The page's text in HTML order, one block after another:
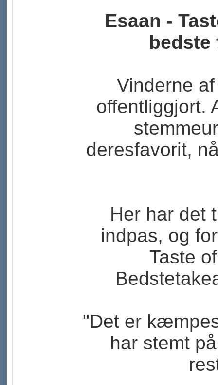
Esaan -
bedste
Vinderne
offentliggjort.
deresfavorit,
Her har det
indpas, og
Taste
"Det er
har stemt